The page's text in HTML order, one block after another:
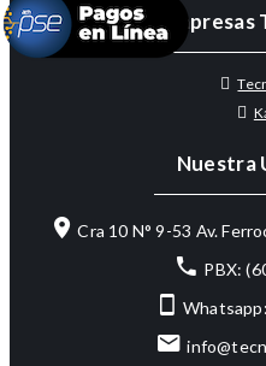
Empresas
Nuestra
Cra 10 N° 9-53 Av.
PBX: